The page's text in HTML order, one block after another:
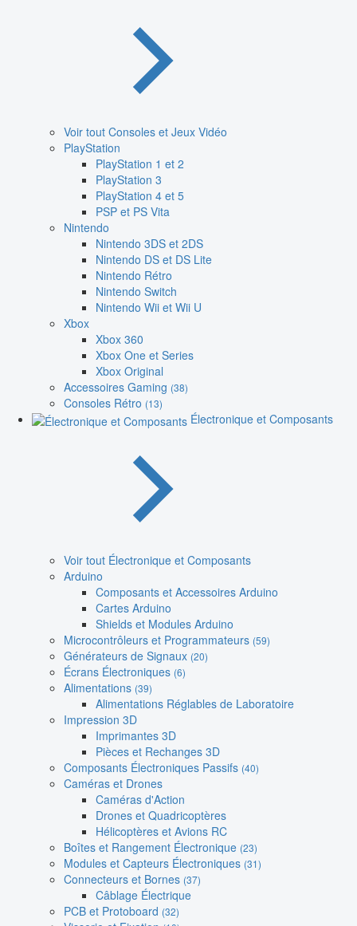
Voir tout Consoles et Jeux Vidéo
PlayStation
PlayStation 1 et 2
PlayStation 3
PlayStation 4 et 5
PSP et PS Vita
Nintendo
Nintendo 3DS et 2DS
Nintendo DS et DS Lite
Nintendo Rétro
Nintendo Switch
Nintendo Wii et Wii U
Xbox
Xbox 360
Xbox One et Series
Xbox Original
Accessoires Gaming (38)
Consoles Rétro (13)
Électronique et Composants
Voir tout Électronique et Composants
Arduino
Composants et Accessoires Arduino
Cartes Arduino
Shields et Modules Arduino
Microcontrôleurs et Programmateurs (59)
Générateurs de Signaux (20)
Écrans Électroniques (6)
Alimentations (39)
Alimentations Réglables de Laboratoire
Impression 3D
Imprimantes 3D
Pièces et Rechanges 3D
Composants Électroniques Passifs (40)
Caméras et Drones
Caméras d'Action
Drones et Quadricoptères
Hélicoptères et Avions RC
Boîtes et Rangement Électronique (23)
Modules et Capteurs Électroniques (31)
Connecteurs et Bornes (37)
Câblage Électrique
PCB et Protoboard (32)